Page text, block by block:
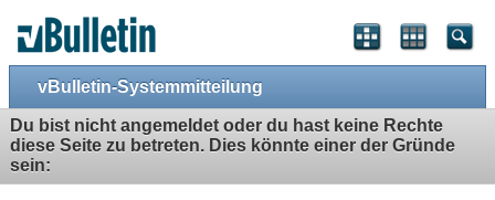
vBulletin-Systemmitteilung
Du bist nicht angemeldet oder du hast keine Rechte
diese Seite zu betreten. Dies könnte einer der Gründe
sein: